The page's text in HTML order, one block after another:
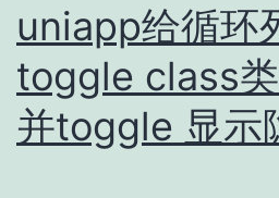
uniapp给循环
toggle class类
并toggle 显示